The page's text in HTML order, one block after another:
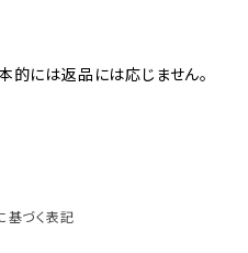
的には返品には応じません。
基づく表記